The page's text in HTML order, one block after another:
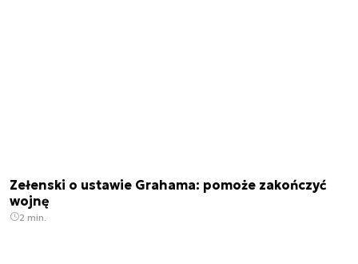
Zełenski o ustawie Grahama: pomoże zakończyć
wojnę
2 min.